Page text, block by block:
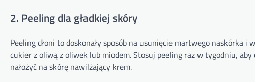
2. Peeling dla gładkiej skóry
Peeling dłoni to doskonały sposób na usunięcie martwego naskórka i
cukier z oliwą z oliwek lub miodem. Stosuj peeling raz w tygodniu,
nałożyć na skórę nawilżający krem.